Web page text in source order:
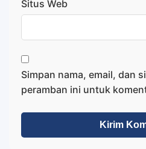
Situs Web
Simpan nama, email, dan
peramban ini untuk